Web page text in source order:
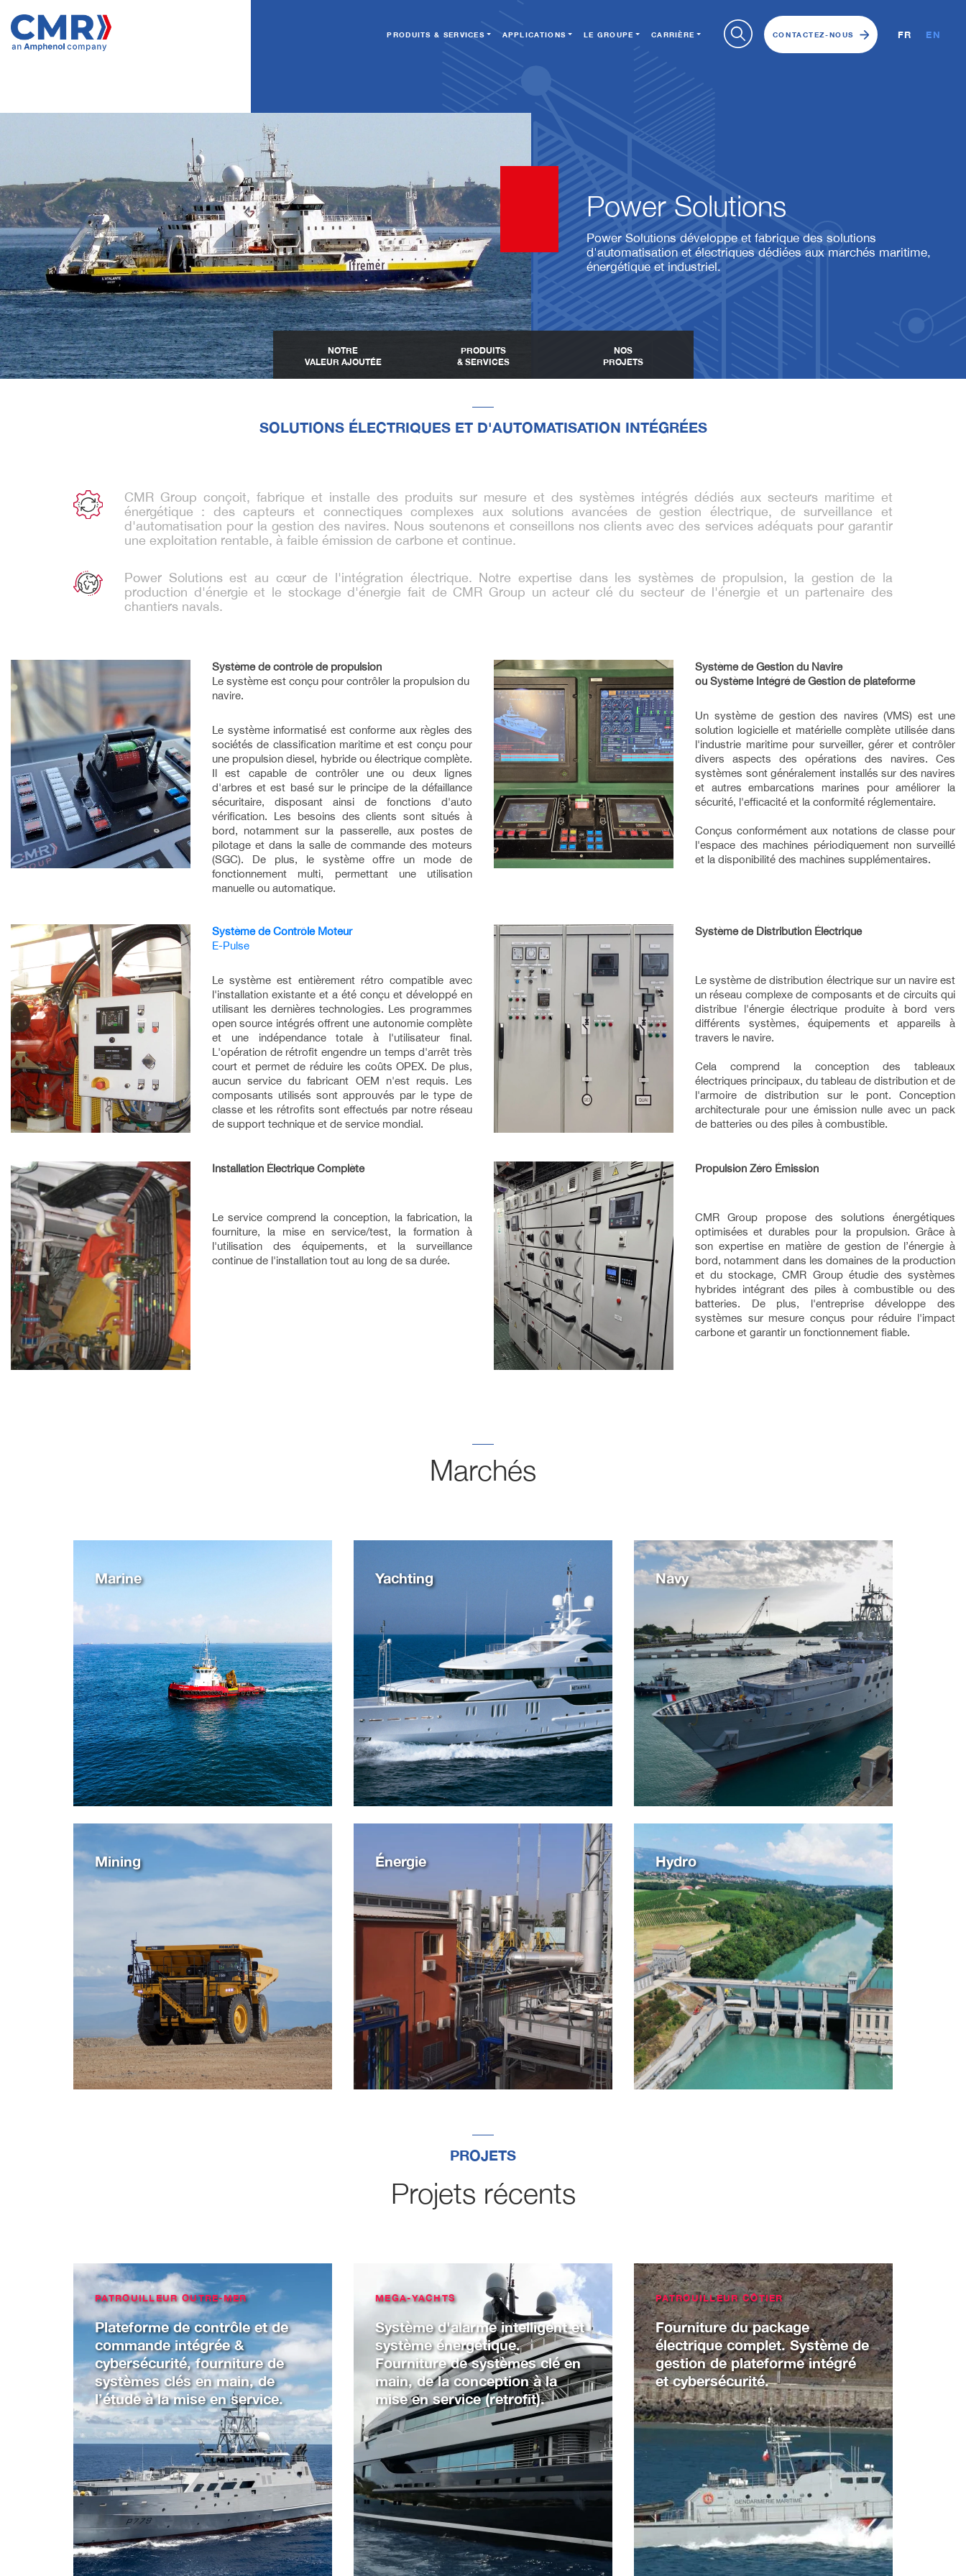
PRODUITS & SERVICES APPLICATIONS LE GROUPE CARRIÈRE CONTACTEZ-NOUS FR EN
Power Solutions
Power Solutions développe et fabrique des solutions
d'automatisation et électriques dédiées aux marchés maritime,
énergétique et industriel.
NOTRE
VALEUR AJOUTÉE
PRODUITS
& SERVICES
NOS
PROJETS
SOLUTIONS ÉLECTRIQUES ET D'AUTOMATISATION INTÉGRÉES
CMR Group conçoit, fabrique et installe des produits sur mesure et des systèmes intégrés dédiés aux secteurs maritime et
énergétique : des capteurs et connectiques complexes aux solutions avancées de gestion électrique, de surveillance et
d'automatisation pour la gestion des navires. Nous soutenons et conseillons nos clients avec des services adéquats pour garantir
une exploitation rentable, à faible émission de carbone et continue.
Power Solutions est au cœur de l'intégration électrique. Notre expertise dans les systèmes de propulsion, la gestion de la
production d'énergie et le stockage d'énergie fait de CMR Group un acteur clé du secteur de l'énergie et un partenaire des
chantiers navals.
Système de contrôle de propulsion
Le système est conçu pour contrôler la propulsion du
navire.
Le système informatisé est conforme aux règles des
sociétés de classification maritime et est conçu pour
une propulsion diesel, hybride ou électrique complète.
Il est capable de contrôler une ou deux lignes
d'arbres et est basé sur le principe de la défaillance
sécuritaire, disposant ainsi de fonctions d'auto
vérification. Les besoins des clients sont situés à
bord, notamment sur la passerelle, aux postes de
pilotage et dans la salle de commande des moteurs
(SGC). De plus, le système offre un mode de
fonctionnement multi, permettant une utilisation
manuelle ou automatique.
Système de Gestion du Navire
ou Système Intégré de Gestion de plateforme
Un système de gestion des navires (VMS) est une
solution logicielle et matérielle complète utilisée dans
l'industrie maritime pour surveiller, gérer et contrôler
divers aspects des opérations des navires. Ces
systèmes sont généralement installés sur des navires
et autres embarcations marines pour améliorer la
sécurité, l'efficacité et la conformité réglementaire.
Conçus conformément aux notations de classe pour
l'espace des machines périodiquement non surveillé
et la disponibilité des machines supplémentaires.
Système de Contrôle Moteur
E-Pulse
Le système est entièrement rétro compatible avec
l'installation existante et a été conçu et développé en
utilisant les dernières technologies. Les programmes
open source intégrés offrent une autonomie complète
et une indépendance totale à l'utilisateur final.
L'opération de rétrofit engendre un temps d'arrêt très
court et permet de réduire les coûts OPEX. De plus,
aucun service du fabricant OEM n'est requis. Les
composants utilisés sont approuvés par le type de
classe et les rétrofits sont effectués par notre réseau
de support technique et de service mondial.
Installation Électrique Complète
Le service comprend la conception, la fabrication, la
fourniture, la mise en service/test, la formation à
l'utilisation des équipements, et la surveillance
continue de l'installation tout au long de sa durée.
Système de Distribution Électrique
Le système de distribution électrique sur un navire est
un réseau complexe de composants et de circuits qui
distribue l'énergie électrique produite à bord vers
différents systèmes, équipements et appareils à
travers le navire.
Cela comprend la conception des tableaux
électriques principaux, du tableau de distribution et de
l'armoire de distribution sur le pont. Conception
architecturale pour une émission nulle avec un pack
de batteries ou des piles à combustible.
Propulsion Zéro Émission
CMR Group propose des solutions énergétiques
optimisées et durables pour la propulsion. Grâce à
son expertise en matière de gestion de l’énergie à
bord, notamment dans les domaines de la production
et du stockage, CMR Group étudie des systèmes
hybrides intégrant des piles à combustible ou des
batteries. De plus, l'entreprise développe des
systèmes sur mesure conçus pour réduire l'impact
carbone et garantir un fonctionnement fiable.
Marchés
Marine Yachting Navy
Mining Énergie Hydro
PROJETS
Projets récents
PATROUILLEUR OUTRE-MER
Plateforme de contrôle et de
commande intégrée &
cybersécurité, fourniture de
systèmes clés en main, de
l’étude à la mise en service.
MEGA-YACHTS
Système d'alarme intelligent et
système énergétique.
Fourniture de systèmes clé en
main, de la conception à la
mise en service (retrofit).
PATROUILLEUR CÔTIER
Fourniture du package
électrique complet. Système de
gestion de plateforme intégré
et cybersécurité.